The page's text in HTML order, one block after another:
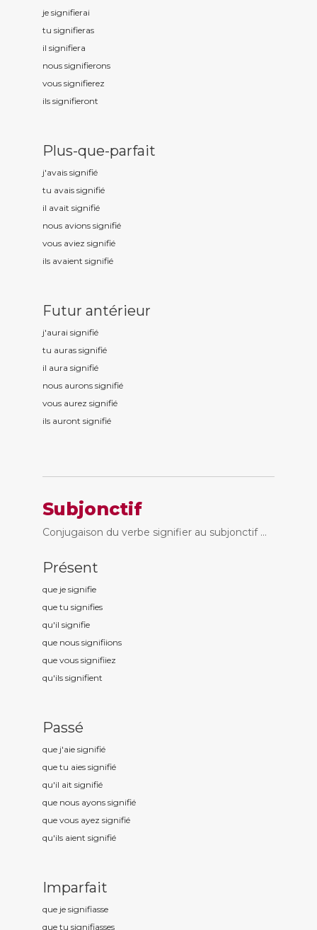
je signifierai
tu signifieras
il signifiera
nous signifierons
vous signifierez
ils signifieront
Plus-que-parfait
j'avais signifié
tu avais signifié
il avait signifié
nous avions signifié
vous aviez signifié
ils avaient signifié
Futur antérieur
j'aurai signifié
tu auras signifié
il aura signifié
nous aurons signifié
vous aurez signifié
ils auront signifié
Subjonctif
Conjugaison du verbe signifier au subjonctif ...
Présent
que je signifie
que tu signifies
qu'il signifie
que nous signifiions
que vous signifiiez
qu'ils signifient
Passé
que j'aie signifié
que tu aies signifié
qu'il ait signifié
que nous ayons signifié
que vous ayez signifié
qu'ils aient signifié
Imparfait
que je signifiasse
que tu signifiasses